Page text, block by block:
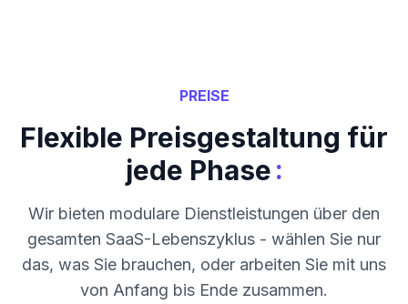
PREISE
Flexible Preisgestaltung für
jede Phase:
Wir bieten modulare Dienstleistungen über den
gesamten SaaS-Lebenszyklus - wählen Sie nur
das, was Sie brauchen, oder arbeiten Sie mit uns
von Anfang bis Ende zusammen.